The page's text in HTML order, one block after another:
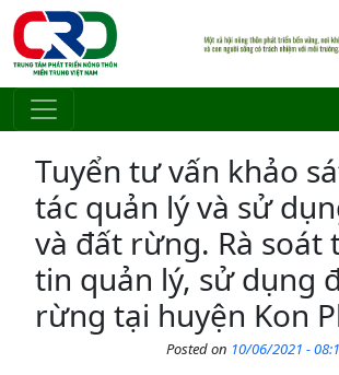
Skip to main content
Tuyển tư vấn khảo
tác quản lý và sử
và đất rừng. Rà soát
tin quản lý, sử dụng
rừng tại huyện Kon
Posted on 10/06/2021 -